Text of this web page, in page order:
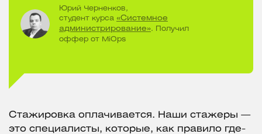
Юрий Черненков,
студент курса «Системное
администрирование». Получил
оффер от MiOps
Стажировка оплачивается. Наши стажеры —
это специалисты, которые, как правило где-